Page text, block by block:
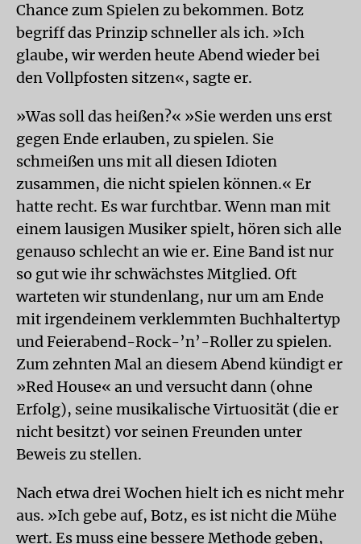
Chance zum Spielen zu bekommen. Botz
begriff das Prinzip schneller als ich. »Ich
glaube, wir werden heute Abend wieder bei
den Vollpfosten sitzen«, sagte er.
»Was soll das heißen?« »Sie werden uns erst
gegen Ende erlauben, zu spielen. Sie
schmeißen uns mit all diesen Idioten
zusammen, die nicht spielen können.« Er
hatte recht. Es war furchtbar. Wenn man mit
einem lausigen Musiker spielt, hören sich alle
genauso schlecht an wie er. Eine Band ist nur
so gut wie ihr schwächstes Mitglied. Oft
warteten wir stundenlang, nur um am Ende
mit irgendeinem verklemmten Buchhaltertyp
und Feierabend-Rock-’n’-Roller zu spielen.
Zum zehnten Mal an diesem Abend kündigt er
»Red House« an und versucht dann (ohne
Erfolg), seine musikalische Virtuosität (die er
nicht besitzt) vor seinen Freunden unter
Beweis zu stellen.
Nach etwa drei Wochen hielt ich es nicht mehr
aus. »Ich gebe auf, Botz, es ist nicht die Mühe
wert. Es muss eine bessere Methode geben,